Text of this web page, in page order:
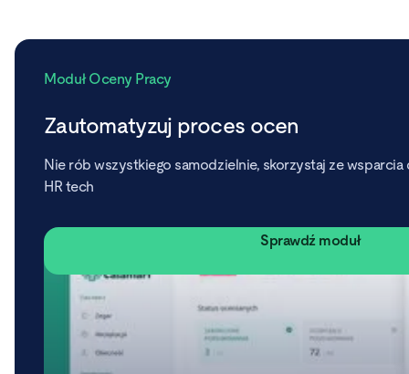
Moduł Oceny Pracy
Zautomatyzuj proces ocen
Nie rób wszystkiego samodzielnie, skorzystaj ze
HR tech
Sprawdź moduł